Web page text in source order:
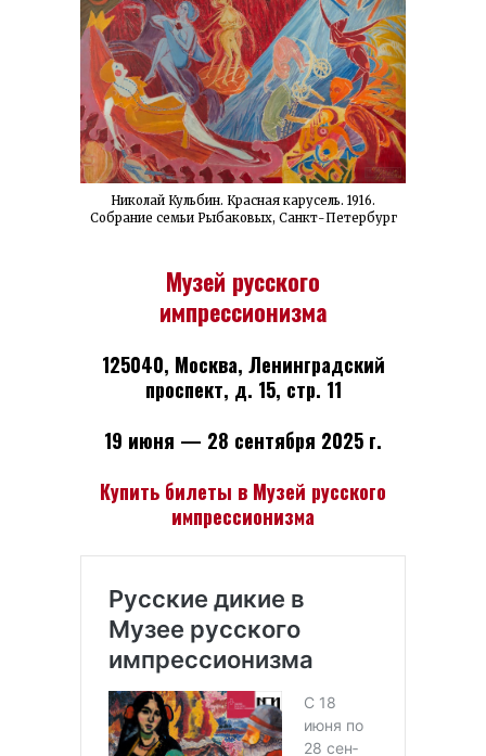
Николай Кульбин. Красная карусель. 1916.
Собрание семьи Рыбаковых, Санкт-Петербург
Музей русского
импрессионизма
125040, Москва, Ленинградский
проспект, д. 15, стр. 11
19 июня — 28 сентября 2025 г.
Купить билеты в Музей русского
импрессионизма